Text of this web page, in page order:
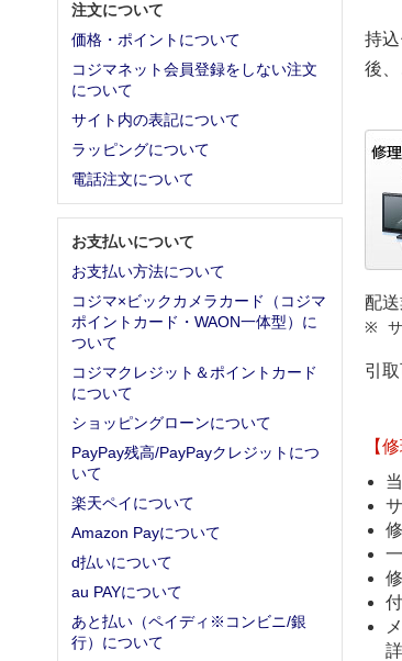
注文について
価格・ポイントについて
コジマネット会員登録をしない注文
について
サイト内の表記について
ラッピングについて
電話注文について
お支払いについて
お支払い方法について
コジマ×ビックカメラカード（コジマ
ポイントカード・WAON一体型）に
ついて
コジマクレジット＆ポイントカード
について
ショッピングローンについて
PayPay残高/PayPayクレジットにつ
いて
楽天ペイについて
Amazon Payについて
d払いについて
au PAYについて
あと払い（ペイディ※コンビニ/銀
行）について
持
後
配
引
【